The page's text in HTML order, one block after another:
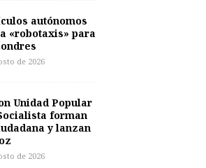
autónomos
«robotaxis» para
de 2026
Unidad Popular
forman
y lanzan
de 2026